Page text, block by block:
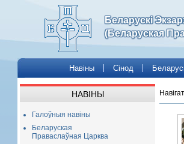
Беларускі
(Беларуская
Навіны Сінод
НАВІНЫ
Галоўныя навіны
Беларуская
Праваслаўная Царква